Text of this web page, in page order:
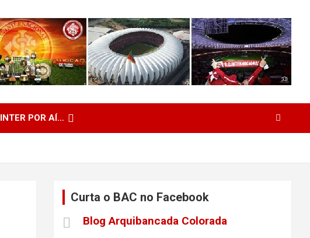
INTER POR AÍ…
Curta o BAC no Facebook
Blog Arquibancada Colorada